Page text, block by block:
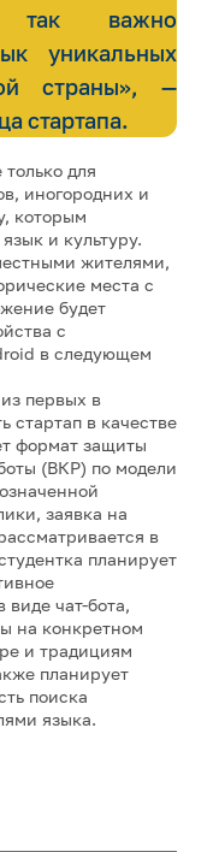
так важно
уникальных
страны», —
стартапа.
для
иногородних и
которым
и культуру.
жителями,
места с
будет
с
в следующем
первых в
стартап в качестве
формат защиты
(ВКР) по модели
заявка на
в
планирует
виде чат-бота,
на конкретном
и традициям
планирует
поиска
языка.